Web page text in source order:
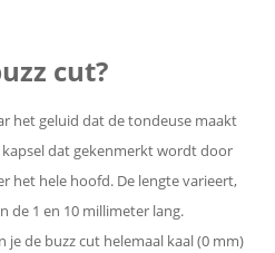
cut?
het geluid dat de tondeuse maakt
dat gekenmerkt wordt door
het hele hoofd. De lengte varieert,
de 1 en 10 millimeter lang.
de buzz cut helemaal kaal (0 mm)